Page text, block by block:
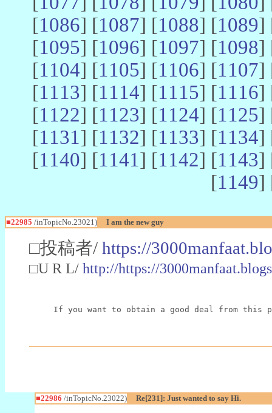
[1086] [1087] [1088] [1089]
[1095] [1096] [1097] [1098]
[1104] [1105] [1106] [1107]
[1113] [1114] [1115] [1116]
[1122] [1123] [1124] [1125]
[1131] [1132] [1133] [1134]
[1140] [1141] [1142] [1143]
[1149]
■22985 /inTopicNo.23021) I am the new guy
□投稿者/ https://
□U R L/ http://https://
If you want to obtain a good deal from this
■22986 /inTopicNo.23022) Re[231]: Just wanted to say Hi.